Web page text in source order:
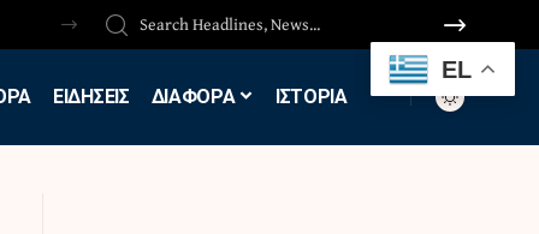
ΕΙΔΗΣΕΙΣ ΔΙΑΦΟΡΑ ΙΣΤΟΡΙΑ
EL